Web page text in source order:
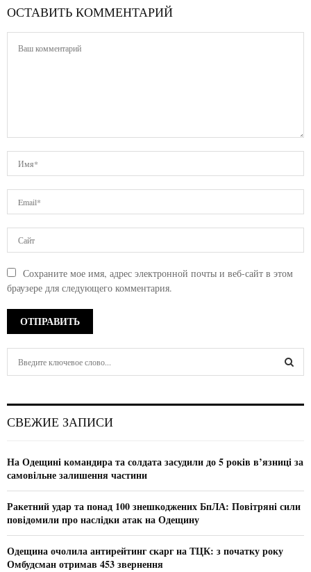
ОСТАВИТЬ КОММЕНТАРИЙ
Сохраните мое имя, адрес электронной почты и веб-сайт в этом
браузере для следующего комментария.
h
o
r
СВЕЖИЕ ЗАПИСИ
На Одещині командира та солдата засудили до 5 років в’язниці за
самовільне залишення частини
Ракетний удар та понад 100 знешкоджених БпЛА: Повітряні сили
повідомили про наслідки атак на Одещину
Одещина очолила антирейтинг скарг на ТЦК: з початку року
Омбудсман отримав 453 звернення